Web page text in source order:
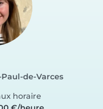
de-Varces
horaire